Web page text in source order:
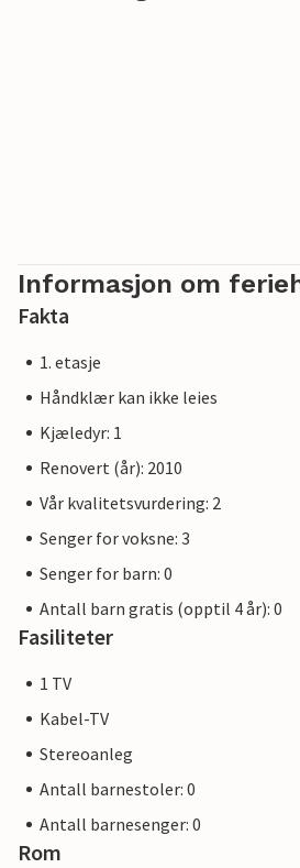
Informasjon om
Fakta
1. etasje
Håndklær kan ikke leies
Kjæledyr: 1
Renovert (år): 2010
Vår kvalitetsvurdering: 2
Senger for voksne: 3
Senger for barn: 0
Antall barn gratis (opptil 4 år): 0
Fasiliteter
1 TV
Kabel-TV
Stereoanleg
Antall barnestoler: 0
Antall barnesenger: 0
Rom